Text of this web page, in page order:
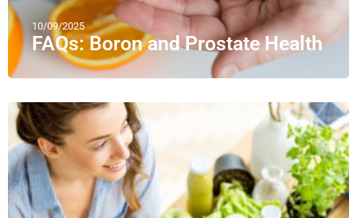
10/09/2025
FAQs: Boron and Prostate Health